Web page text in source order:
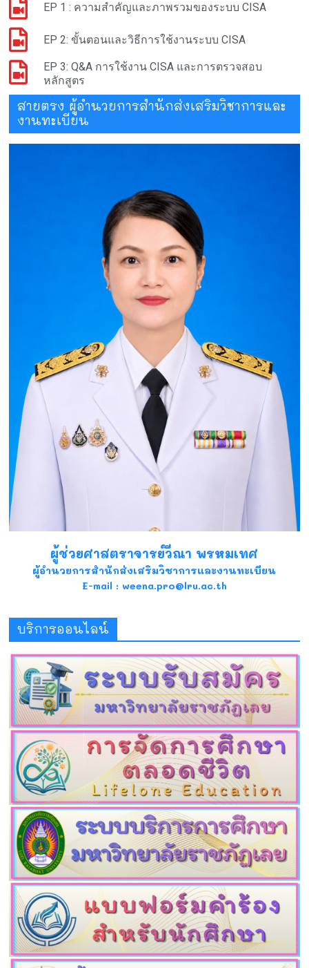
EP 1 : ความสำคัญและภาพรวมของระบบ CISA
EP 2: ขั้นตอนและวิธีการใช้งานระบบ CISA
EP 3: Q&A การใช้งาน CISA และการตรวจสอบ
หลักสูตร
สายตรง ผู้อำนวยการสำนักส่งเสริมวิชาการและ
งานทะเบียน
ผู้ช่วยศาสตราจารย์วีณา พรหมเทศ
ผู้อำนวยการสำนักส่งเสริมวิชาการและงานทะเบียน
E-mail : weena.pro@lru.ac.th
บริการออนไลน์